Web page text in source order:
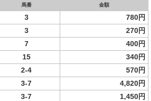
馬番 金額
3 780円
3
270円
7
400円
15
340円
2-4
570円
3-7 4,820円
3-7
1,450円